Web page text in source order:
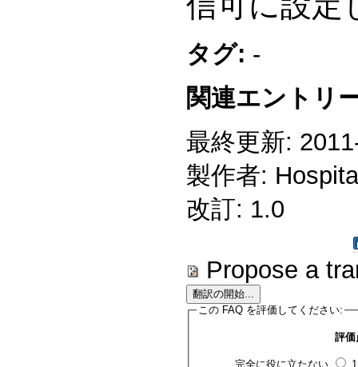
タグ: -
関連エントリ
最終更新:
製作者:
改訂: 1.0
Propose a
この FAQ を評価してください:
評価
完全に役に立たない